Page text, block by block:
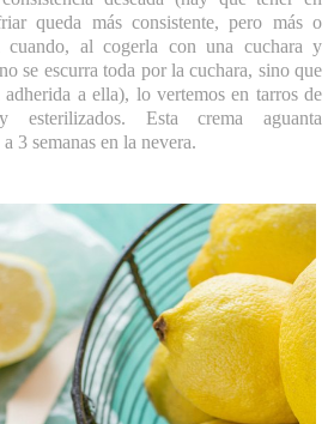
queda más consistente, pero más o
cuando, al cogerla con una cuchara y
se escurra toda por la cuchara, sino que
adherida a ella), lo vertemos en tarros de
esterilizados. Esta crema aguanta
3 semanas en la nevera.